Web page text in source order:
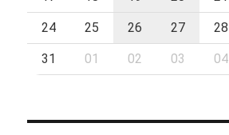
24 25 26 27 28
31 01 02 03 04